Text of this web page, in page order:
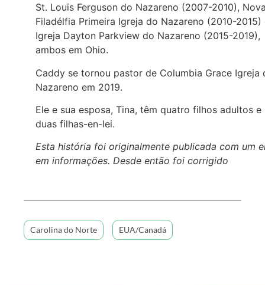
St. Louis Ferguson do Nazareno (2007-2010),
Filadélfia Primeira Igreja do Nazareno (2010-2015)
Igreja Dayton Parkview do Nazareno (2015-2019),
ambos em Ohio.
Caddy se tornou pastor de Columbia Grace Igreja
Nazareno em 2019.
Ele e sua esposa, Tina, têm quatro filhos adultos e
duas filhas-en-lei.
Esta história foi originalmente publicada com um
em informações. Desde então foi corrigido
Carolina do Norte EUA/Canadá